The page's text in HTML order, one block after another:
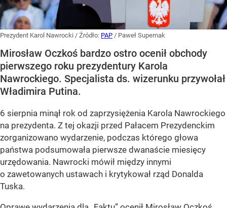
Prezydent Karol Nawrocki / Źródło: PAP / Paweł Supernak
Mirosław Oczkoś bardzo ostro ocenił obchody
pierwszego roku prezydentury Karola
Nawrockiego. Specjalista ds. wizerunku przywołał
Władimira Putina.
6 sierpnia minął rok od zaprzysiężenia Karola Nawrockiego
na prezydenta. Z tej okazji przed Pałacem Prezydenckim
zorganizowano wydarzenie, podczas którego głowa
państwa podsumowała pierwsze dwanaście miesięcy
urzędowania. Nawrocki mówił między innymi
o zawetowanych ustawach i krytykował rząd Donalda
Tuska.